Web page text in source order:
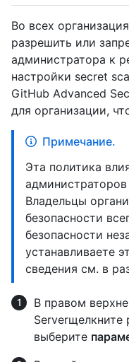
Во всех
разрешить или
администратора к
настройки secret
GitHub Advanced
для организации,
Примечание.
Эта политика
Владельцы
безопасности
безопасности
устанавливаете
сведения см. в
В правом
Serverщелкните
выберите